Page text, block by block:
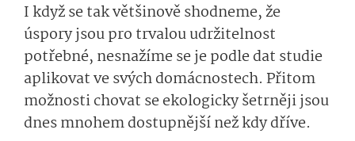
I když se tak většinově shodneme, že
úspory jsou pro trvalou udržitelnost
potřebné, nesnažíme se je podle dat studie
aplikovat ve svých domácnostech. Přitom
možnosti chovat se ekologicky šetrněji jsou
dnes mnohem dostupnější než kdy dříve.